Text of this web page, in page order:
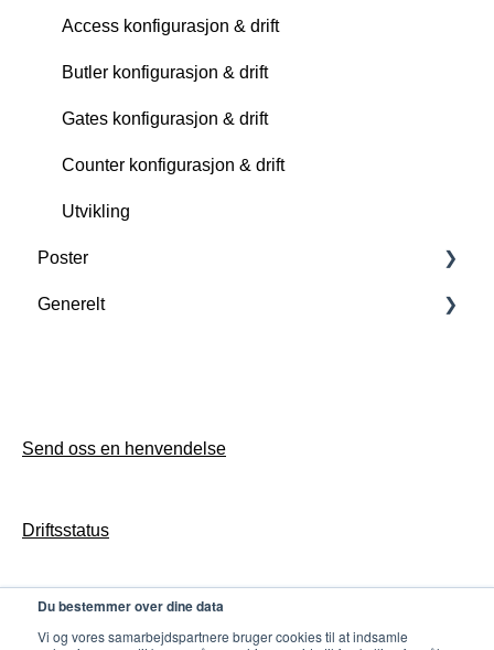
Du bestemmer over dine data
Vi og vores samarbejdspartnere bruger cookies til at indsamle
Support
Utvikling
Access konfigurasjon & drift
Butler konfigurasjon & drift
Gates konfigurasjon & drift
Counter konfigurasjon & drift
Utvikling
Poster
Konfigurasjon
Generelt
Send oss en henvendelse
Driftsstatus
Personvern